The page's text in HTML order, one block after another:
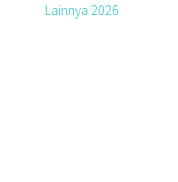
Lainnya 2026